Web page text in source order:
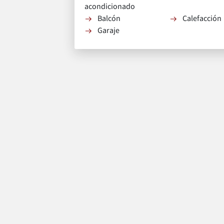
acondicionado
Balcón
Calefacción
Garaje